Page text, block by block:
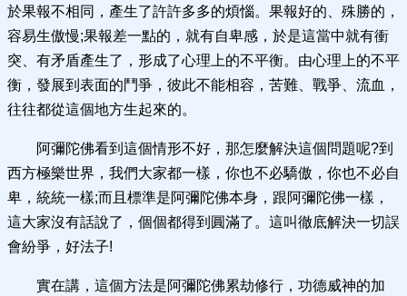
於果報不相同，產生了許許多多的煩惱。果報好的、殊勝的，
容易生傲慢;果報差一點的，就有自卑感，於是這當中就有衝
突、有矛盾產生了，形成了心理上的不平衡。由心理上的不平
衡，發展到表面的鬥爭，彼此不能相容，苦難、戰爭、流血，
往往都從這個地方生起來的。
阿彌陀佛看到這個情形不好，那怎麼解決這個問題呢?到
西方極樂世界，我們大家都一樣，你也不必驕傲，你也不必自
卑，統統一樣;而且標準是阿彌陀佛本身，跟阿彌陀佛一樣，
這大家沒有話說了，個個都得到圓滿了。這叫徹底解決一切誤
會紛爭，好法子!
實在講，這個方法是阿彌陀佛累劫修行，功德威神的加